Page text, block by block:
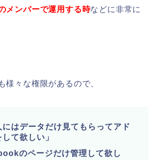
メンバーで運用する時などに非常に
様々な権限があるので、
にはデータだけ見てもらってアド
て欲しい」
のページだけ管理して欲し